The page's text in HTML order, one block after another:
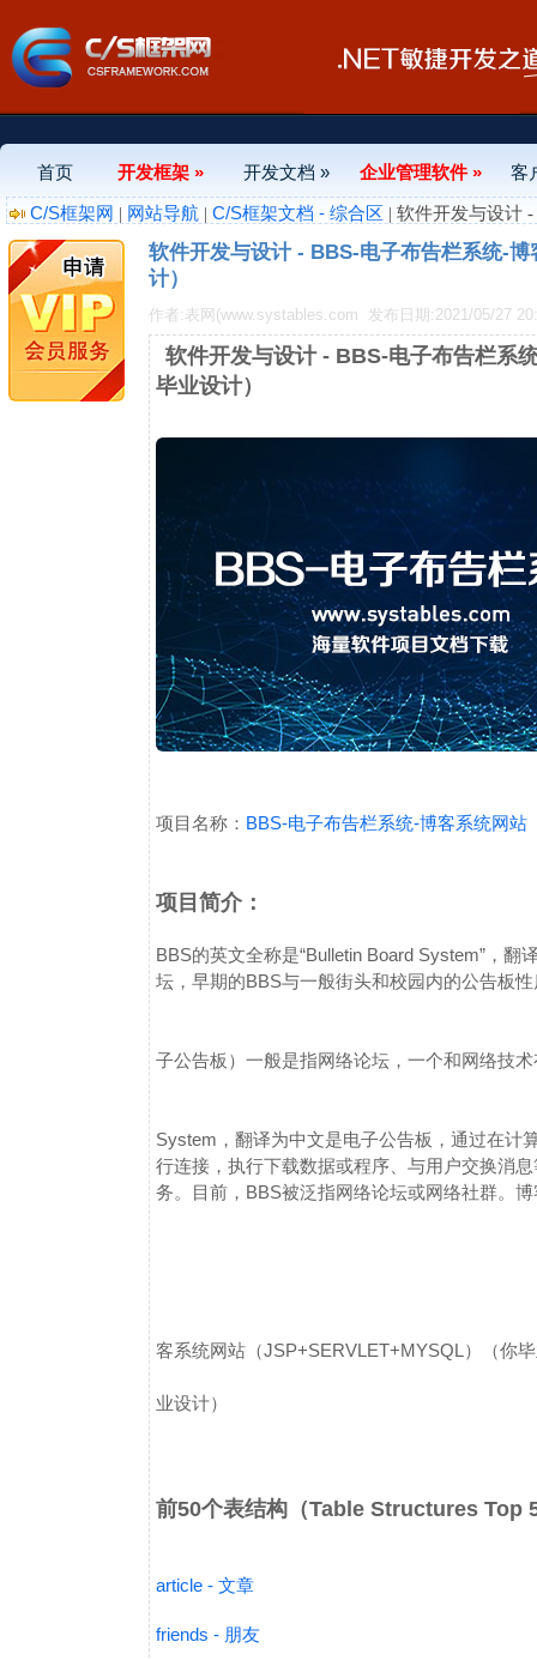
首页 开发框架 » 开发文档 » 企业管理软件 »
客
C/S框架网 | 网站导航 | C/S框架文档 - 综合区 | 软件开发与设计
软件开发与设计 - BBS-电子布告栏系统-
计）
作者:表网(www.systables.com 发布日期:2021/05/27
软件开发与设计 - BBS-电子布告栏系
毕业设计）
项目名称： BBS-电子布告栏系统-博客系统网
项目简介：
BBS的英文全称是“Bulletin Board System”，翻
坛，早期的BBS与一般街头和校园内的公告板
子公告板）一般是指网络论坛，一个和网络技
System，翻译为中文是电子公告板，通过在计
行连接，执行下载数据或程序、与用户交换消
务。
目前，BBS被泛指网络论坛或网络社群。 博
客系统网站（JSP+SERVLET+MYSQL）（你
业设计）
前50个表结构（Table Structures Top
article - 文章
friends - 朋友